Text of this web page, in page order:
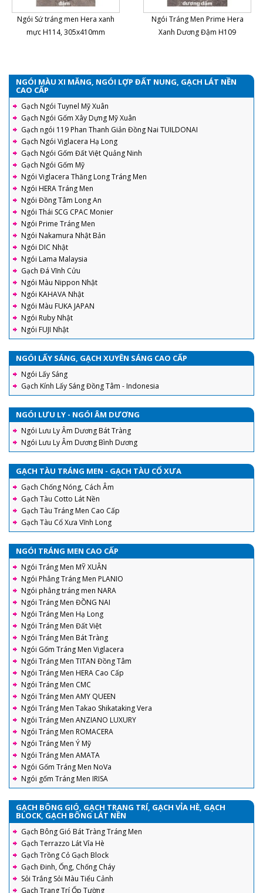
Ngói Sứ tráng men Hera xanh
mực H114, 305x410mm
Ngói Tráng Men Prime Hera
Xanh Dương Đậm H109
NGÓI MÀU XI MĂNG, NGÓI LỢP ĐẤT NUNG, GẠCH LÁT NỀN
CAO CẤP
Gạch Ngói Tuynel Mỹ Xuân
Gạch Ngói Gốm Xây Dựng Mỹ Xuân
Gạch ngói 119 Phan Thanh Giản Đồng Nai TUILDONAI
Gạch Ngói Viglacera Hạ Long
Gạch Ngói Gốm Đất Việt Quảng Ninh
Gạch Ngói Gốm Mỹ
Ngói Viglacera Thăng Long Tráng Men
Ngói HERA Tráng Men
Ngói Đồng Tâm Long An
Ngói Thái SCG CPAC Monier
Ngói Prime Tráng Men
Ngói Nakamura Nhật Bản
Ngói DIC Nhật
Ngói Lama Malaysia
Gạch Đá Vĩnh Cửu
Ngói Màu Nippon Nhật
Ngói KAHAVA Nhật
Ngói Màu FUKA JAPAN
Ngói Ruby Nhật
Ngói FUJI Nhật
NGÓI LẤY SÁNG, GẠCH XUYÊN SÁNG CAO CẤP
Ngói Lấy Sáng
Gạch Kính Lấy Sáng Đồng Tâm - Indonesia
NGÓI LƯU LY - NGÓI ÂM DƯƠNG
Ngói Lưu Ly Âm Dương Bát Tràng
Ngói Lưu Ly Âm Dương Bình Dương
GẠCH TÀU TRÁNG MEN - GẠCH TÀU CỔ XƯA
Gạch Chống Nóng, Cách Âm
Gạch Tàu Cotto Lát Nền
Gạch Tàu Tráng Men Cao Cấp
Gạch Tàu Cổ Xưa Vĩnh Long
NGÓI TRÁNG MEN CAO CẤP
Ngói Tráng Men MỸ XUÂN
Ngói Phẳng Tráng Men PLANIO
Ngói phẳng tráng men NARA
Ngói Tráng Men ĐỒNG NAI
Ngói Tráng Men Hạ Long
Ngói Tráng Men Đất Việt
Ngói Tráng Men Bát Tràng
Ngói Gốm Tráng Men Viglacera
Ngói Tráng Men TITAN Đồng Tâm
Ngói Tráng Men HERA Cao Cấp
Ngói Tráng Men CMC
Ngói Tráng Men AMY QUEEN
Ngói Tráng Men Takao Shikataking Vera
Ngói Tráng Men ANZIANO LUXURY
Ngói Tráng Men ROMACERA
Ngói Tráng Men Ý Mỹ
Ngói Tráng Men AMATA
Ngói Gốm Tráng Men NoVa
Ngói gốm Tráng Men IRISA
GẠCH BÔNG GIÓ, GẠCH TRANG TRÍ, GẠCH VỈA HÈ, GẠCH
BLOCK, GẠCH BÔNG LÁT NỀN
Gạch Bông Gió Bát Tràng Tráng Men
Gạch Terrazzo Lát Vỉa Hè
Gạch Trồng Cỏ Gạch Block
Gạch Đinh, Ống, Chống Cháy
Sỏi Trắng Sỏi Màu Tiểu Cảnh
Gạch Trang Trí Ốp Tường